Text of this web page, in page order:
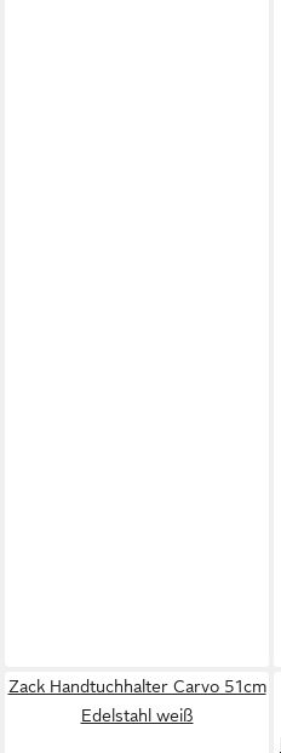
Zack Handtuchhalter Carvo 51cm
Edelstahl weiß